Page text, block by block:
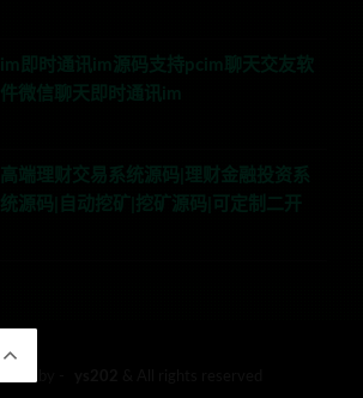
im即时通讯im源码支持pcim聊天交友软
件微信聊天即时通讯im
高端理财交易系统源码|理财金融投资系
统源码|自动挖矿|挖矿源码|可定制二开